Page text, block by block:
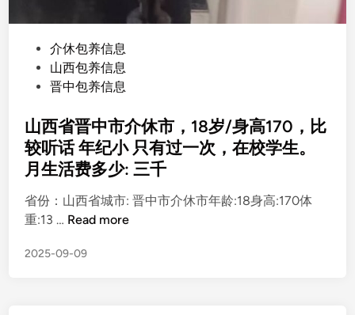
e
d
n
介休包养信息
山西包养信息
晋中包养信息
山西省晋中市介休市，18岁/身高170，比
较听话 年纪小 只有过一次，在校学生。
月生活费多少: 三千
省份：山西省城市: 晋中市介休市年龄:18身高:170体
重:13 … 山
省
Read more
2025-09-09